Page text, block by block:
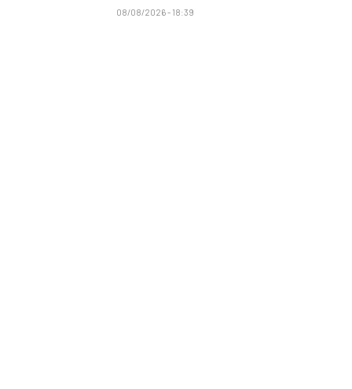
08/08/2026 - 18:39